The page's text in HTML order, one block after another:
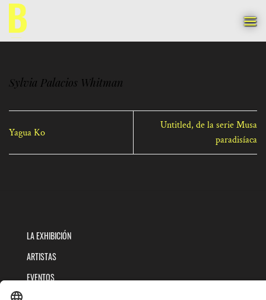
Saltar
contenido
Sylvia Palacios Whitman
Yagua Ko
Untitled, de la serie Musa
paradisíaca
LA EXHIBICIÓN
ARTISTAS
EVENTOS